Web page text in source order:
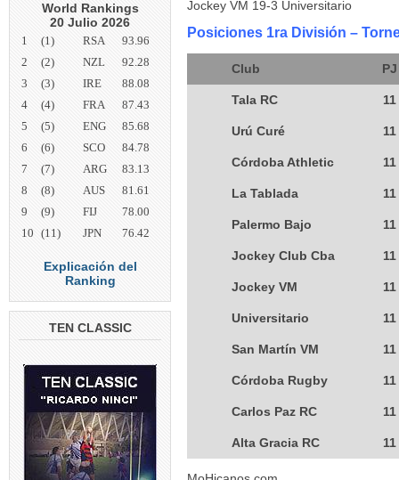
World Rankings
20 Julio 2026
1 (1) RSA
93.96
2
(2) NZL
92.28
3
(3) IRE
88.08
4
(4) FRA
87.43
5
(5) ENG
85.68
6
(6) SCO
84.78
7
(7) ARG
83.13
8
(8) AUS
81.61
9
(9) FIJ
78.00
10 (11) JPN 76.42
Explicación del
Ranking
TEN CLASSIC
Jockey VM 19-3 Universitario
Posiciones 1ra División –
Club PJ
Tala RC 11
Urú Curé 11
Córdoba Athletic 11
La Tablada 11
Palermo Bajo 11
Jockey Club Cba 11
Jockey VM 11
Universitario 11
San Martín VM 11
Córdoba Rugby 11
Carlos Paz RC 11
Alta Gracia RC 11